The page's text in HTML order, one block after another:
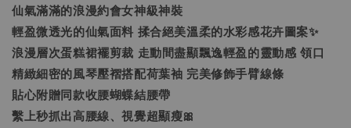
仙氣滿滿的浪漫約會女神級神裝
輕盈微透光的仙氣面料 揉合絕美溫柔的水彩感花卉圖案✨
浪漫層次蛋糕裙襬剪裁 走動間盡顯飄逸輕盈的靈動感 領口
精緻細密的風琴壓褶搭配荷葉袖 完美修飾手臂線條
貼心附贈同款收腰蝴蝶結腰帶
繫上秒抓出高腰線、視覺超顯瘦🎀